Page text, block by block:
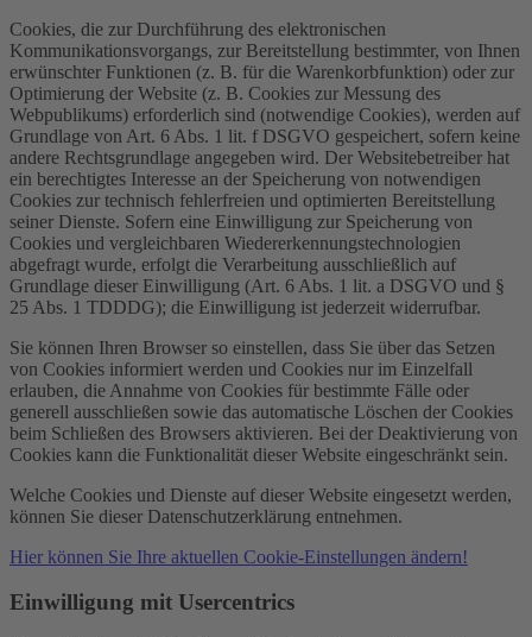
Cookies, die zur Durchführung des elektronischen
Kommunikationsvorgangs, zur Bereitstellung bestimmter, von Ihnen
erwünschter Funktionen (z. B. für die Warenkorbfunktion) oder zur
Optimierung der Website (z. B. Cookies zur Messung des
Webpublikums) erforderlich sind (notwendige Cookies), werden auf
Grundlage von Art. 6 Abs. 1 lit. f DSGVO gespeichert, sofern keine
andere Rechtsgrundlage angegeben wird. Der Websitebetreiber hat
ein berechtigtes Interesse an der Speicherung von notwendigen
Cookies zur technisch fehlerfreien und optimierten Bereitstellung
seiner Dienste. Sofern eine Einwilligung zur Speicherung von
Cookies und vergleichbaren Wiedererkennungstechnologien
abgefragt wurde, erfolgt die Verarbeitung ausschließlich auf
Grundlage dieser Einwilligung (Art. 6 Abs. 1 lit. a DSGVO und §
25 Abs. 1 TDDDG); die Einwilligung ist jederzeit widerrufbar.
Sie können Ihren Browser so einstellen, dass Sie über das Setzen
von Cookies informiert werden und Cookies nur im Einzelfall
erlauben, die Annahme von Cookies für bestimmte Fälle oder
generell ausschließen sowie das automatische Löschen der Cookies
beim Schließen des Browsers aktivieren. Bei der Deaktivierung von
Cookies kann die Funktionalität dieser Website eingeschränkt sein.
Welche Cookies und Dienste auf dieser Website eingesetzt werden,
können Sie dieser Datenschutzerklärung entnehmen.
Hier können Sie Ihre aktuellen Cookie-Einstellungen ändern!
Einwilligung mit Usercentrics